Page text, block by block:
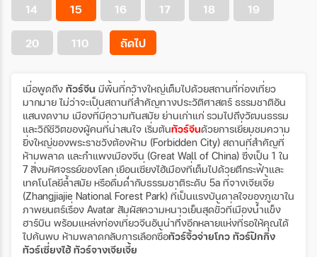
14 15 16 17 18 19
20 110 ถัดไป
เมื่อพูดถึง ทัวร์จีน มีพื้นที่กว้างใหญ่เต็มไปด้วยสถานที่ท่องเที่ยว
มากมาย ไม่ว่าจะเป็นสถานที่สำคัญทางประวัติศาสตร์ ธรรมชาติอัน
แสนงดงาม เมืองที่มีความทันสมัย ย่านเก่าแก่ รวมไปถึงวัฒนธรรม
และวิถีชีวิตของผู้คนที่น่าสนใจ เริ่มต้นทัวร์จีนด้วยการเยี่ยมชมความ
ยิ่งใหญ่ของพระราชวังต้องห้าม (Forbidden City) สถานที่สำคัญที่
ห้ามพลาด และกำแพงเมืองจีน (Great Wall of China) ซึ่งเป็น 1 ใน
7 สิ่งมหัศจรรย์ของโลก เยือนเซี่ยงไฮ้เมืองที่เต็มไปด้วยตึกระฟ้าและ
เทคโนโลยีล้ำสมัย หรือดื่มด่ำกับธรรมชาติระดับ 5a ที่จางเจียเจี้ย
(Zhangjiajie National Forest Park) ที่เป็นแรงบันดาลใจของภูเขาใน
ภาพยนตร์เรื่อง Avatar สัมผัสความหนาวเย็นสุดขั้วที่เมืองน้ำแข็ง
ฮาร์บิน พร้อมแหล่งท่องเที่ยวจีนอันน่าทึ่งอีกหลายแห่งที่รอให้คุณได้
ไปค้นพบ ห้ามพลาดกลับการเลือกซื้อทัวร์จิ้วจ่ายโกว ทัวร์ปักกิ่ง
ทัวร์เซี่ยงไฮ้ ทัวร์จางเจียเจี้ย